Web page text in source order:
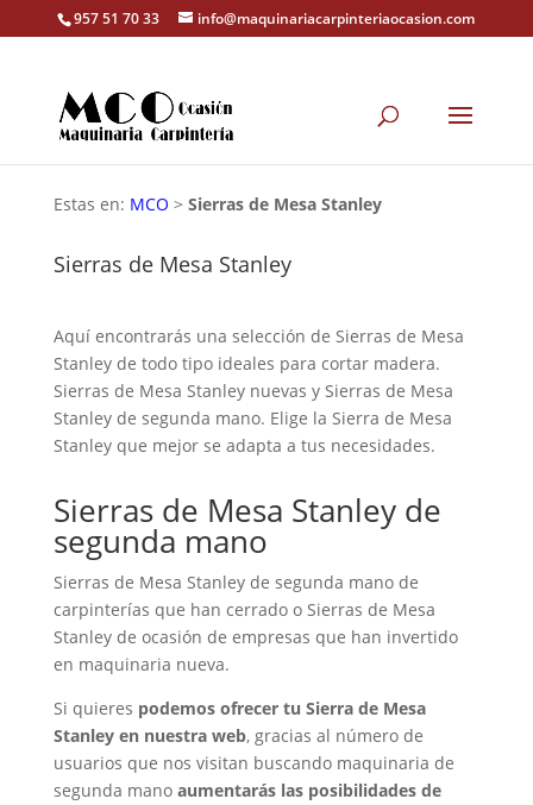
957 51 70 33 info@maquinariacarpinteriaocasion.com
Estas en: MCO > Sierras de Mesa Stanley
Sierras de Mesa Stanley
Aquí encontrarás una selección de Sierras de Mesa
Stanley de todo tipo ideales para cortar madera.
Sierras de Mesa Stanley nuevas y Sierras de Mesa
Stanley de segunda mano. Elige la Sierra de Mesa
Stanley que mejor se adapta a tus necesidades.
Sierras de Mesa Stanley de
segunda mano
Sierras de Mesa Stanley de segunda mano de
carpinterías que han cerrado o Sierras de Mesa
Stanley de ocasión de empresas que han invertido
en maquinaria nueva.
Si quieres podemos ofrecer tu Sierra de Mesa
Stanley en nuestra web, gracias al número de
usuarios que nos visitan buscando maquinaria de
segunda mano aumentarás las posibilidades de